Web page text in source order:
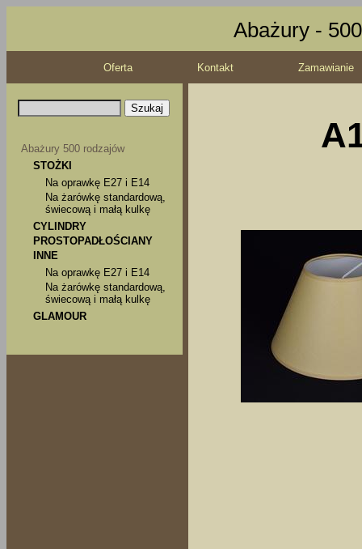
Abażury -
Oferta Kontakt Zamawianie
Abażury 500 rodzajów
STOŻKI
Na oprawkę E27 i E14
Na żarówkę standardową,
świecową i małą kulkę
CYLINDRY
PROSTOPADŁOŚCIANY
INNE
Na oprawkę E27 i E14
Na żarówkę standardową,
świecową i małą kulkę
GLAMOUR